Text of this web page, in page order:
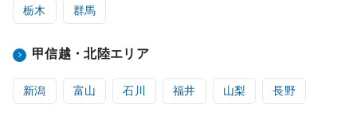
栃木 群馬
甲信越・北陸エリア
新潟 富山 石川 福井 山梨 長野